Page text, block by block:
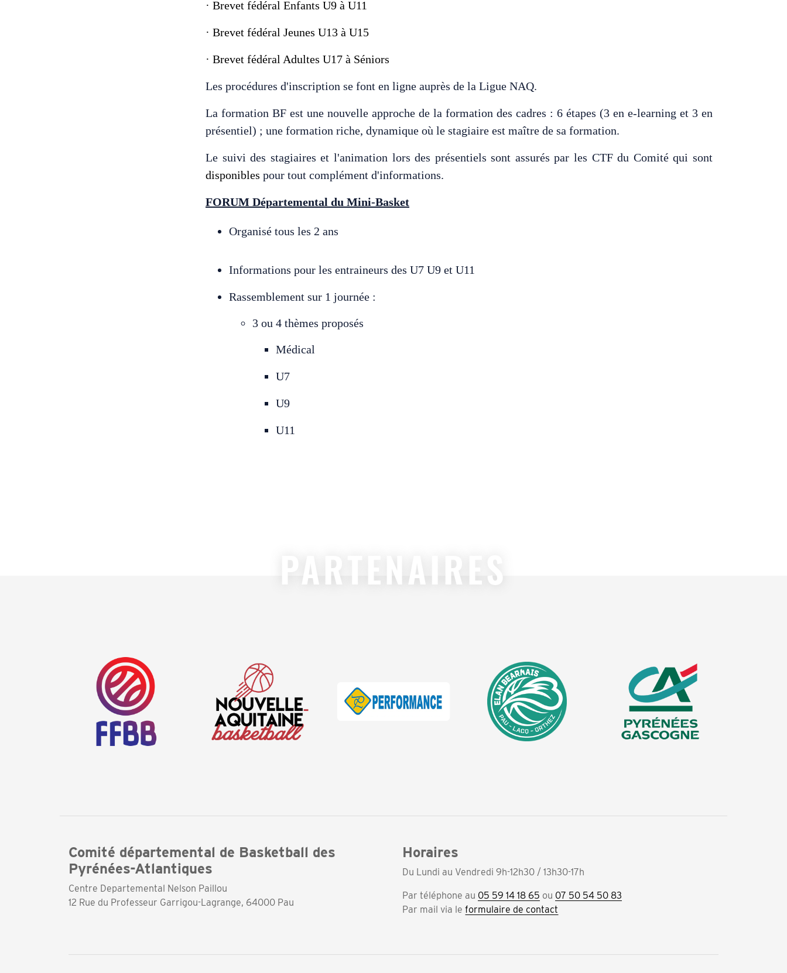
· Brevet fédéral Enfants U9 à U11
· Brevet fédéral Jeunes U13 à U15
· Brevet fédéral Adultes U17 à Séniors
Les procédures d'inscription se font en ligne auprès de la Ligue NAQ.
La formation BF est une nouvelle approche de la formation des cadres : 6 étapes (3 en e-learning et 3 en
présentiel) ; une formation riche, dynamique où le stagiaire est maître de sa formation.
Le suivi des stagiaires et l'animation lors des présentiels sont assurés par les CTF du Comité qui sont
disponibles pour tout complément d'informations.
FORUM Départemental du Mini-Basket
Organisé tous les 2 ans
Informations pour les entraineurs des U7 U9 et U11
Rassemblement sur 1 journée :
3 ou 4 thèmes proposés
Médical
U7
U9
U11
PARTENAIRES
Comité départemental de Basketball des
Pyrénées-Atlantiques
Centre Departemental Nelson Paillou
12 Rue du Professeur Garrigou-Lagrange, 64000 Pau
Horaires
Du Lundi au Vendredi 9h-12h30 / 13h30-17h
Par téléphone au 05 59 14 18 65 ou 07 50 54 50 83
Par mail via le formulaire de contact